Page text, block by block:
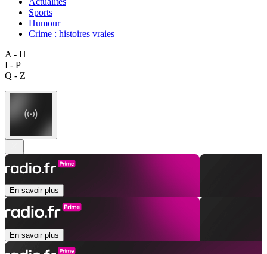
Sports
Humour
Crime : histoires vraies
A - H
I - P
Q - Z
En savoir plus
En savoir plus